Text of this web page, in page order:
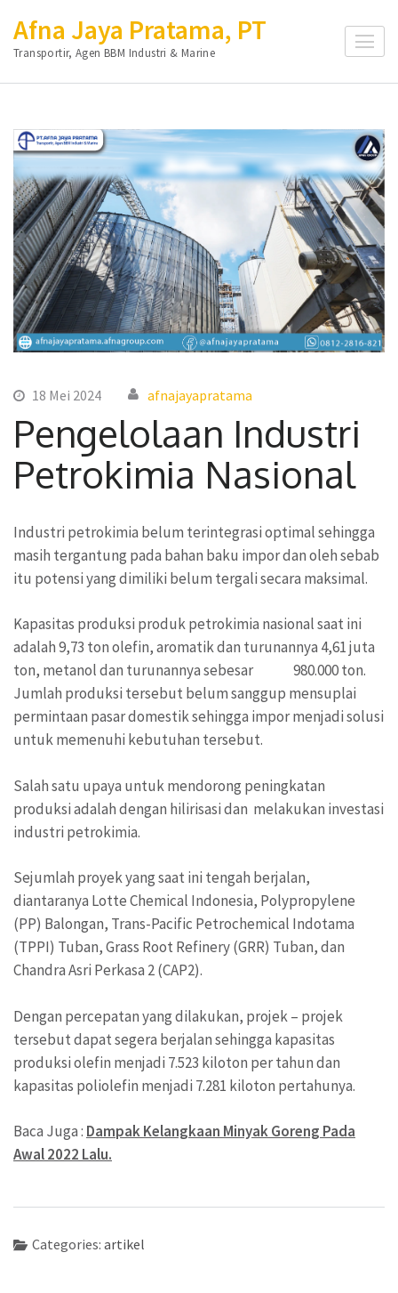
ke
konten
(Tekan
Afna Jaya Pratama, PT
Transportir, Agen BBM Industri & Marine
18 Mei 2024 afnajayapratama
Pengelolaan Industri
Petrokimia Nasional
Industri petrokimia belum terintegrasi optimal sehingga
masih tergantung pada bahan baku impor dan oleh sebab
itu potensi yang dimiliki belum tergali secara maksimal.
Kapasitas produksi produk petrokimia nasional saat ini
adalah 9,73 ton olefin, aromatik dan turunannya 4,61 juta
ton, metanol dan turunannya sebesar 980.000 ton.
Jumlah produksi tersebut belum sanggup mensuplai
permintaan pasar domestik sehingga impor menjadi solusi
untuk memenuhi kebutuhan tersebut.
Salah satu upaya untuk mendorong peningkatan
produksi adalah dengan hilirisasi dan melakukan investasi
industri petrokimia.
Sejumlah proyek yang saat ini tengah berjalan,
diantaranya Lotte Chemical Indonesia, Polypropylene
(PP) Balongan, Trans-Pacific Petrochemical Indotama
(TPPI) Tuban, Grass Root Refinery (GRR) Tuban, dan
Chandra Asri Perkasa 2 (CAP2).
Dengan percepatan yang dilakukan, projek – projek
tersebut dapat segera berjalan sehingga kapasitas
produksi olefin menjadi 7.523 kiloton per tahun dan
kapasitas poliolefin menjadi 7.281 kiloton pertahunya.
Baca Juga : Dampak Kelangkaan Minyak Goreng Pada
Awal 2022 Lalu.
Categories: artikel